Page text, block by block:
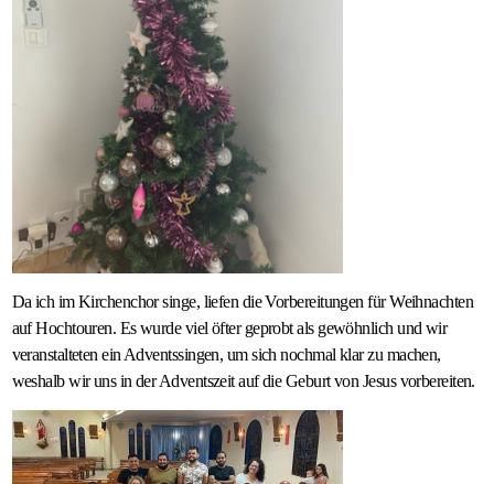
Da ich im Kirchenchor singe, liefen die Vorbereitungen für Weihnachten
auf Hochtouren. Es wurde viel öfter geprobt als gewöhnlich und wir
veranstalteten ein Adventssingen, um sich nochmal klar zu machen,
weshalb wir uns in der Adventszeit auf die Geburt von Jesus vorbereiten.